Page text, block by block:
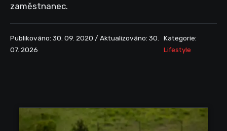
zaměstnanec.
Publikováno: 30. 09. 2020 / Aktualizováno: 30.
07. 2026
Kategorie:
Lifestyle